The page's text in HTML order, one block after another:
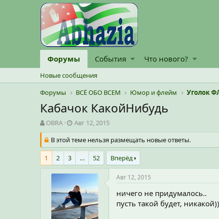
Форумы События Что нового?
Новые сообщения
Форумы
ВСЁ ОБО ВСЕМ Юмор и флейм Уголок
Кабачок КакойНибудь
А
в
т
о
р
т
OBRA
Д
а
т
а
а
ч
а
л
а
Авг 12, 2015
В этой теме нельзя размещать новые ответы.
1 2 3 … 52 Вперёд
Авг 12, 2015
ничего не придумалось..
пусть такой будет, никакой))